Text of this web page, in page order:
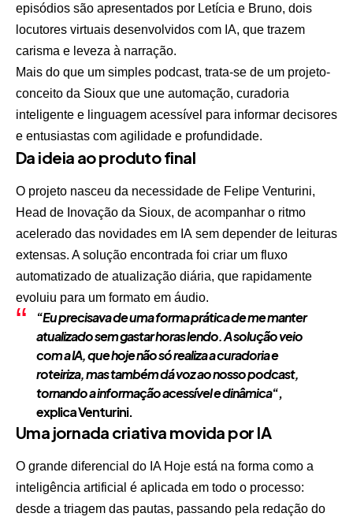
episódios são apresentados por Letícia e Bruno, dois
locutores virtuais desenvolvidos com IA, que trazem
carisma e leveza à narração.
Mais do que um simples podcast, trata-se de um projeto-
conceito da Sioux que une automação, curadoria
inteligente e linguagem acessível para informar decisores
e entusiastas com agilidade e profundidade.
Da ideia ao produto final
O projeto nasceu da necessidade de Felipe Venturini,
Head de Inovação da Sioux, de acompanhar o ritmo
acelerado das novidades em IA sem depender de leituras
extensas. A solução encontrada foi criar um fluxo
automatizado de atualização diária, que rapidamente
evoluiu para um formato em áudio.
“Eu precisava de uma forma prática de me manter
atualizado sem gastar horas lendo. A solução veio
com a IA, que hoje não só realiza a curadoria e
roteiriza, mas também dá voz ao nosso podcast,
tornando a informação acessível e dinâmica“,
explica Venturini.
Uma jornada criativa movida por IA
O grande diferencial do IA Hoje está na forma como a
inteligência artificial é aplicada em todo o processo:
desde a triagem das pautas, passando pela redação do